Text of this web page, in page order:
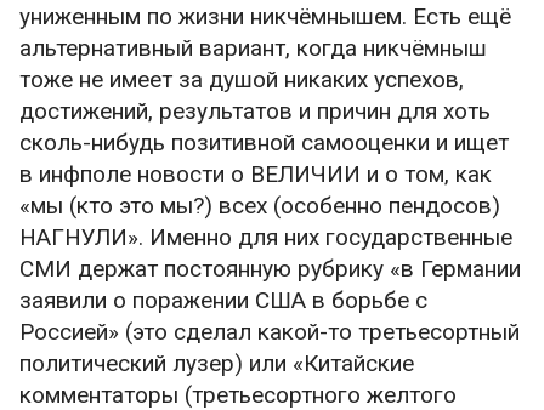
униженным по жизни никчёмнышем. Есть ещё
альтернативный вариант, когда никчёмныш
тоже не имеет за душой никаких успехов,
достижений, результатов и причин для хоть
сколь-нибудь позитивной самооценки и ищет
в инфполе новости о ВЕЛИЧИИ и о том, как
«мы (кто это мы?) всех (особенно пендосов)
НАГНУЛИ». Именно для них государственные
СМИ держат постоянную рубрику «в Германии
заявили о поражении США в борьбе с
Россией» (это сделал какой-то третьесортный
политический лузер) или «Китайские
комментаторы (третьесортного желтого